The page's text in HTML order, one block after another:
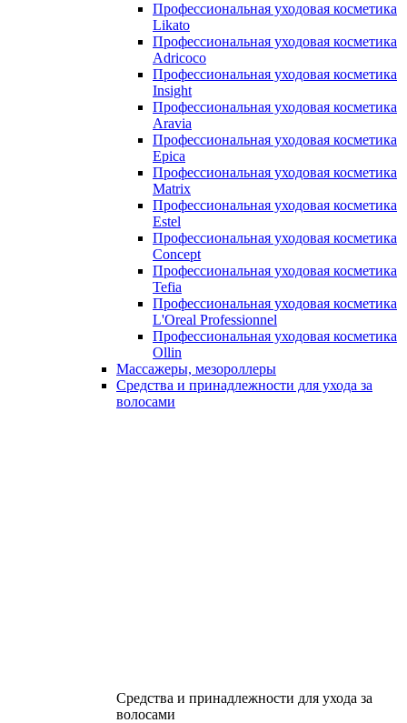
Профессиональная уходовая косметика
Likato
Профессиональная уходовая косметика
Adricoco
Профессиональная уходовая косметика
Insight
Профессиональная уходовая косметика
Aravia
Профессиональная уходовая косметика
Epica
Профессиональная уходовая косметика
Matrix
Профессиональная уходовая косметика
Estel
Профессиональная уходовая косметика
Concept
Профессиональная уходовая косметика
Tefia
Профессиональная уходовая косметика
L'Oreal Professionnel
Профессиональная уходовая косметика
Ollin
Массажеры, мезороллеры
Средства и принадлежности для ухода за
волосами
Средства и принадлежности для ухода за
волосами